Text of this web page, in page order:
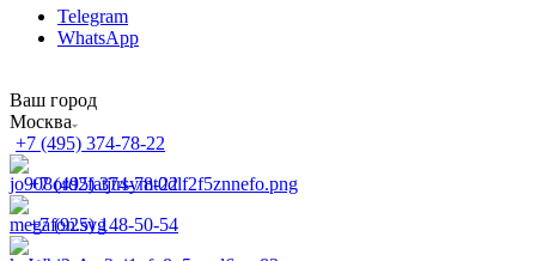
Telegram
WhatsApp
Ваш город
Москва
+7 (495) 374-78-22
+7 (495) 374-78-22
+7 (925) 148-50-54